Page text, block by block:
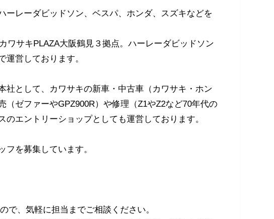
ーレーダビッドソン、ベスパ、ホンダ、スズキなどを
サキPLAZA大阪鶴見３拠点。ハーレーダビッドソン
運営しております。
社として、カワサキの新車・中古車（カワサキ・ホン
（ゼファーやGPZ900R）や修理（Z1やZ2など70年代の
エントリーショップとしても運営しております。
フを募集しています。
で、気軽に担当までご相談ください。